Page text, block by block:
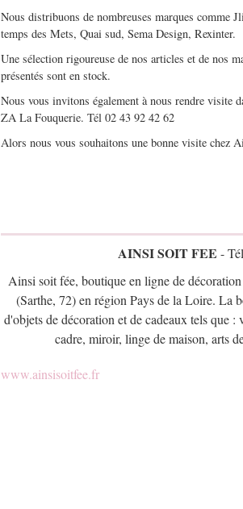
Nous distribuons de nombreuses marques comme
temps des Mets, Quai sud, Sema Design, Rexinter.
Une sélection rigoureuse de nos articles et de nos
présentés sont en stock.
Nous vous invitons également à nous rendre visite
ZA La Fouquerie. Tél 02 43 92 42 62
Alors nous vous souhaitons une bonne visite chez
AINSI SOIT FEE -
Ainsi soit fée, boutique en ligne de
(Sarthe, 72) en région Pays de la Loire. La
d'objets de décoration et de cadeaux tels que
cadre, miroir, linge de maison, arts
www.ainsisoitfee.fr